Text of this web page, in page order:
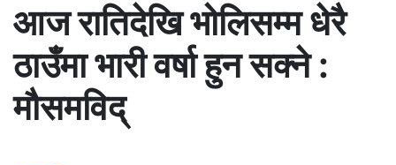
आज रातिदेखि भोलिसम्म धेरै
ठाउँमा भारी वर्षा हुन सक्ने :
मौसमविद्